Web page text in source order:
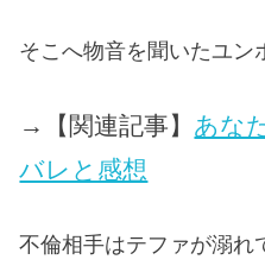
そこへ物音を聞いたユン
→【関連記事】 あな
バレと感想
不倫相手はテファが溺れ